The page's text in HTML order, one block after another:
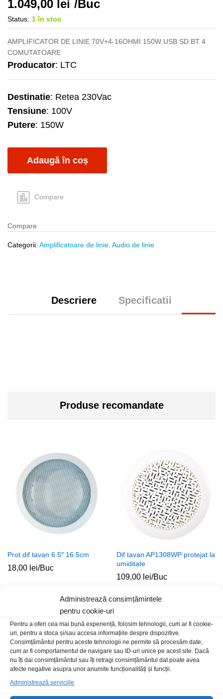
Administrează consimțămintele
pentru cookie-uri
Pentru a oferi cea mai bună experiență, folosim tehnologii, cum ar fi cookie-
uri, pentru a stoca și/sau accesa informațiile despre dispozitive.
Consimțământul pentru aceste tehnologii ne permite să procesăm date,
cum ar fi comportamentul de navigare sau ID-uri unice pe acest site. Dacă
nu îți dai consimțământul sau îți retragi consimțământul dat poate avea
afecte negative asupra unor anumite funcționalități și funcții.
Administrează serviciile
1.049,00 lei /Buc
Status: 1 în stoc
AMPLIFICATOR DE LINIE 70V+4-16OHMI 150W USB SD BT 4
COMUTATOARE
Producator: LTC
Destinatie: Retea 230Vac
Tensiune: 100V
Putere: 150W
Adaugă în coș
Compare
Compare
Categorii: Amplificatoare de linie Audio de linie
Descriere Specificatii
Produse recomandate
Prot dif tavan 6.5″ 16.5cm
18,00 lei/Buc
Dif tavan AP1308WP protejat la
umiditate
109,00 lei/Buc